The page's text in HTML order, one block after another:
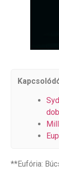
**Eufória: